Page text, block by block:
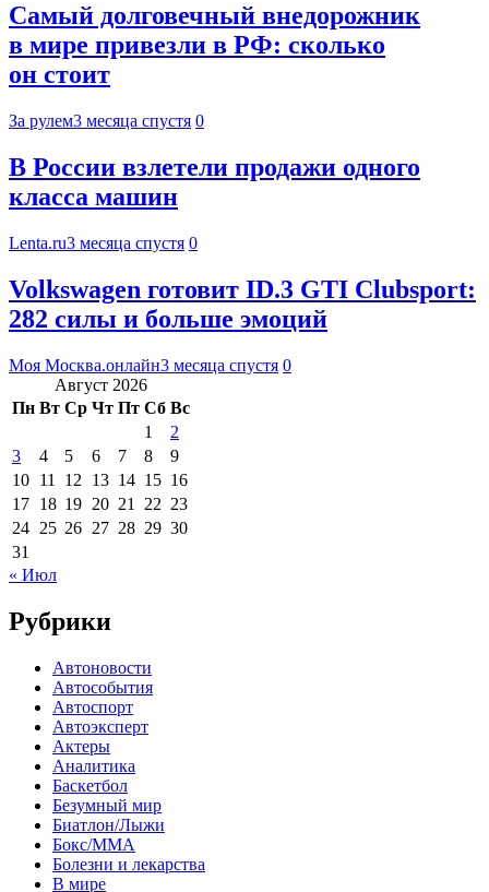
Самый долговечный внедорожник
в мире привезли в РФ: сколько
он стоит
За рулем3 месяца спустя 0
В России взлетели продажи одного
класса машин
Lenta.ru3 месяца спустя 0
Volkswagen готовит ID.3 GTI Clubsport:
282 силы и больше эмоций
Моя Москва.онлайн3 месяца спустя 0
Август 2026
Пн Вт Ср Чт Пт Сб Вс
1
2
3
4 5 6 7 8
9
10 11 12 13 14 15 16
17 18 19 20 21 22 23
24 25 26 27 28 29 30
31
« Июл
Рубрики
Автоновости
Автособытия
Автоспорт
Автоэксперт
Актеры
Аналитика
Баскетбол
Безумный мир
Биатлон/Лыжи
Бокс/MMA
Болезни и лекарства
В мире